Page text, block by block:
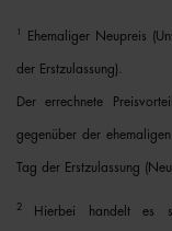
Ehemaliger Neupreis
der Erstzulassung).
Der errechnete
gegenüber der
Tag der Erstzulassung
2 Hierbei handelt es